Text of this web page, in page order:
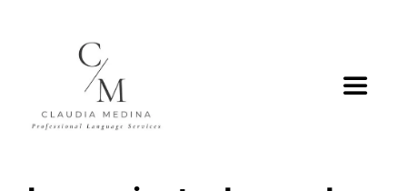
Toggle